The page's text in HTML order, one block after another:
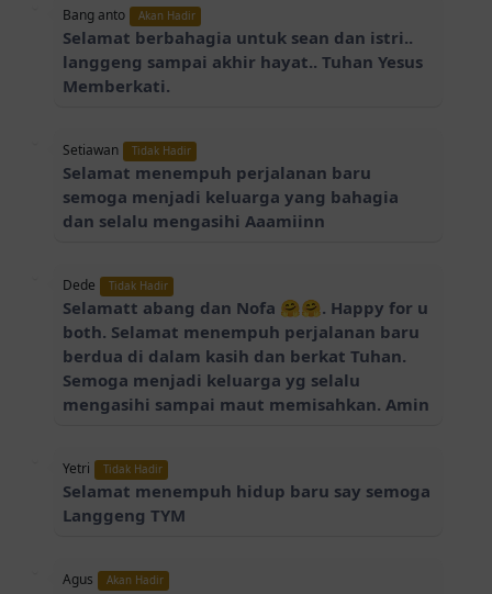
Bang anto Akan Hadir
Selamat berbahagia untuk sean dan istri..
langgeng sampai akhir hayat.. Tuhan Yesus
Memberkati.
Setiawan Tidak Hadir
Selamat menempuh perjalanan baru
semoga menjadi keluarga yang bahagia
dan selalu mengasihi Aaamiinn
Dede Tidak Hadir
Selamatt abang dan Nofa 🤗🤗. Happy for u
both. Selamat menempuh perjalanan baru
berdua di dalam kasih dan berkat Tuhan.
Semoga menjadi keluarga yg selalu
mengasihi sampai maut memisahkan. Amin
Yetri Tidak Hadir
Selamat menempuh hidup baru say semoga
Langgeng TYM
Agus Akan Hadir